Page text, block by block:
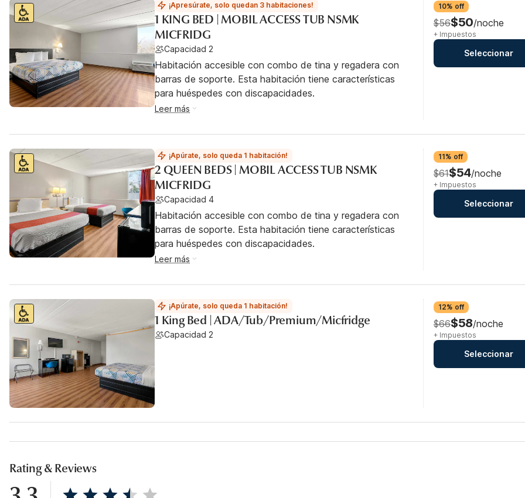
¡Apresúrate, solo quedan 3 habitaciones!
1 KING BED | MOBIL ACCESS TUB NSMK
MICFRIDG
Capacidad 2
Habitación accesible con combo de tina y regadera con
barras de soporte. Esta habitación tiene características
para huéspedes con discapacidades.
Leer más
10% off
$56$50/noche
+ Impuestos
Seleccionar
¡Apúrate, solo queda 1 habitación!
2 QUEEN BEDS | MOBIL ACCESS TUB NSMK
MICFRIDG
Capacidad 4
Habitación accesible con combo de tina y regadera con
barras de soporte. Esta habitación tiene características
para huéspedes con discapacidades.
Leer más
11% off
$61$54/noche
+ Impuestos
Seleccionar
¡Apúrate, solo queda 1 habitación!
1 King Bed | ADA/Tub/Premium/Micfridge
Capacidad 2
12% off
$66$58/noche
+ Impuestos
Seleccionar
Rating & Reviews